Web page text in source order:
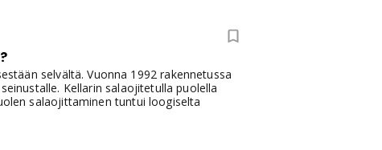
selvältä. Vuonna 1992 rakennetussa
Kellarin salaojitetulla puolella
salaojittaminen tuntui loogiselta